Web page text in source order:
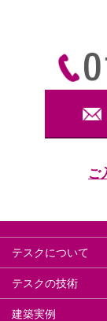
ご
テスクについて
テスクの技術
建築実例